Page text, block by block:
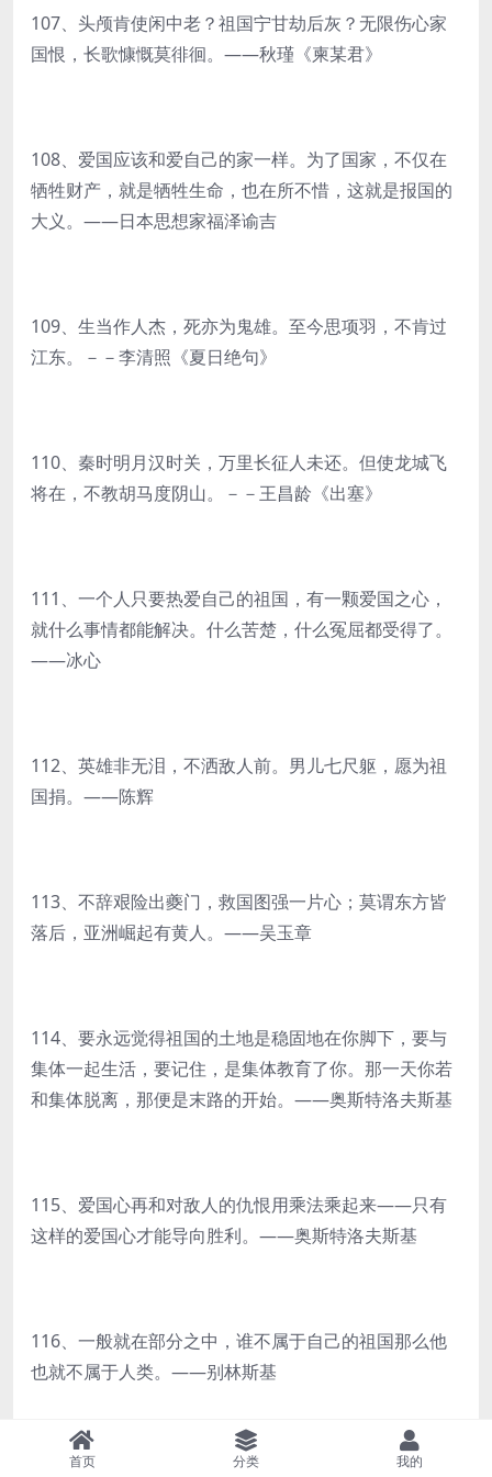
107、头颅肯使闲中老？祖国宁甘劫后灰？无限伤心家
国恨，长歌慷慨莫徘徊。——秋瑾《柬某君》
108、爱国应该和爱自己的家一样。为了国家，不仅在
牺牲财产，就是牺牲生命，也在所不惜，这就是报国的
大义。——日本思想家福泽谕吉
109、生当作人杰，死亦为鬼雄。至今思项羽，不肯过
江东。－－李清照《夏日绝句》
110、秦时明月汉时关，万里长征人未还。但使龙城飞
将在，不教胡马度阴山。－－王昌龄《出塞》
111、一个人只要热爱自己的祖国，有一颗爱国之心，
就什么事情都能解决。什么苦楚，什么冤屈都受得了。
——冰心
112、英雄非无泪，不洒敌人前。男儿七尺躯，愿为祖
国捐。——陈辉
113、不辞艰险出夔门，救国图强一片心；莫谓东方皆
落后，亚洲崛起有黄人。——吴玉章
114、要永远觉得祖国的土地是稳固地在你脚下，要与
集体一起生活，要记住，是集体教育了你。那一天你若
和集体脱离，那便是末路的开始。——奥斯特洛夫斯基
115、爱国心再和对敌人的仇恨用乘法乘起来——只有
这样的爱国心才能导向胜利。——奥斯特洛夫斯基
116、一般就在部分之中，谁不属于自己的祖国那么他
也就不属于人类。——别林斯基
首页 分类 我的